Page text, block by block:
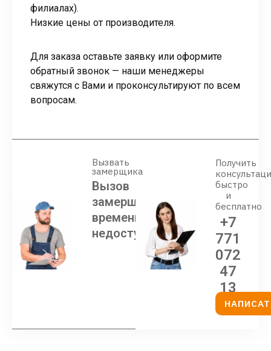
филиалах).
Низкие цены от производителя.
Для заказа оставьте заявку или оформите
обратный звонок — наши менеджеры
свяжутся с Вами и проконсультируют по всем
вопросам.
Вызвать
замерщика
Вызов
замерщика
временно
недоступен
Получить
быстро
и
бесплатно
+7
771
072
47
13